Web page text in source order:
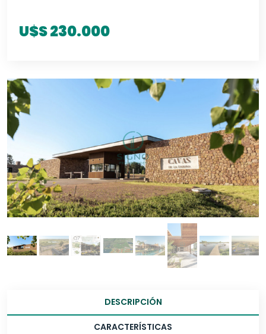
U$S 230.000
DESCRIPCIÓN
CARACTERÍSTICAS